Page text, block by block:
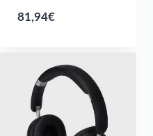
81,94€